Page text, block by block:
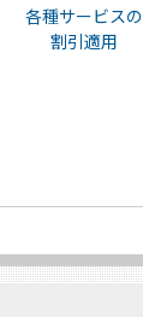
各種サービスの
割引適用